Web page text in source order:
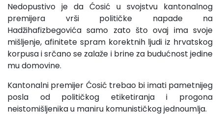
Nedopustivo je da Ćosić u svojstvu kantonalnog
premijera vrši političke napade na
Hadžihafizbegovića samo zato što ovaj ima svoje
mišljenje, afinitete spram korektnih ljudi iz hrvatskog
korpusa i srčano se zalaže i brine za budućnost jedine
mu domovine.
Kantonalni premijer Ćosić trebao bi imati pametnijeg
posla od političkog etiketiranja i progona
neistomišljenika u maniru komunističkog jednoumlja.